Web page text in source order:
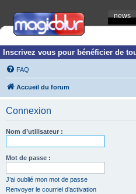
news
Inscrivez vous pour bénéficier de
FAQ
Accueil du forum
Connexion
Nom d’utilisateur :
Mot de passe :
J’ai oublié mon mot de passe
Renvoyer le courriel d’activation